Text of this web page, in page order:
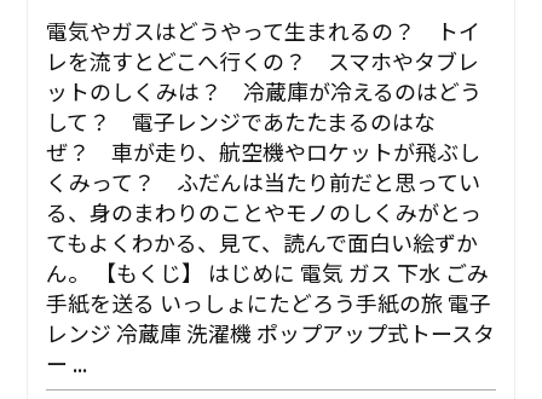
電気やガスはどうやって生まれるの？ トイ
レを流すとどこへ行くの？ スマホやタブレ
ットのしくみは？ 冷蔵庫が冷えるのはどう
して？ 電子レンジであたたまるのはな
ぜ？ 車が走り、航空機やロケットが飛ぶし
くみって？ ふだんは当たり前だと思ってい
る、身のまわりのことやモノのしくみがとっ
てもよくわかる、見て、読んで面白い絵ずか
ん。 【もくじ】 はじめに 電気 ガス 下水 ごみ
手紙を送る いっしょにたどろう手紙の旅 電子
レンジ 冷蔵庫 洗濯機 ポップアップ式トースタ
ー ...